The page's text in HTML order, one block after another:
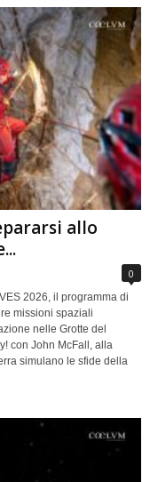
allo
0
2026, il programma di
missioni spaziali
nelle Grotte del
con John McFall, alla
simulano le sfide della